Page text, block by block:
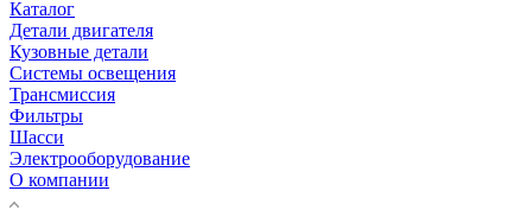
Каталог
Детали двигателя
Кузовные детали
Системы освещения
Трансмиссия
Фильтры
Шасси
Электрооборудование
О компании